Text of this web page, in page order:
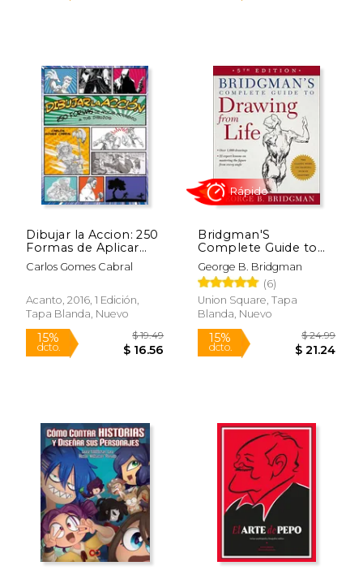
Rápido
Dibujar la Accion: 250
Formas de Aplicar
Movimientos a tus
Dibujos
Carlos Gomes Cabral
Acanto, 2016, 1 Edición,
Tapa Blanda, Nuevo
Bridgman'S
Complete Guide to
Drawing From Life
(en Inglés)
George B. Bridgman
(6)
Union Square, Tapa
Blanda, Nuevo